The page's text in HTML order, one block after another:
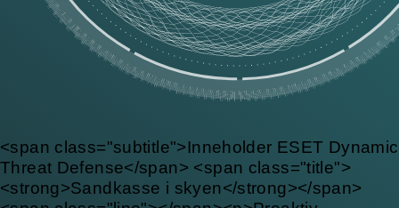
<span class="subtitle">Inneholder ESET Dynamic
Threat Defense</span> <span class="title">
<strong>Sandkasse i skyen</strong></span>